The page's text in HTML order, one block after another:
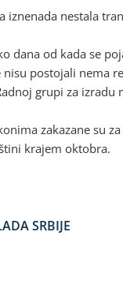
iznenada nestala
dana od kada se
postojali nema
grupi za izradu
zakazane su
krajem oktobra.
SRBIJE